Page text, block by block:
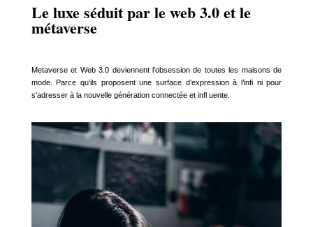
Le luxe séduit par le web 3.0 et le
métaverse
Metaverse et Web 3.0 deviennent l’obsession de toutes les maisons de
mode. Parce qu’ils proposent une surface d’expression à l’infi ni pour
s’adresser à la nouvelle génération connectée et infl uente.